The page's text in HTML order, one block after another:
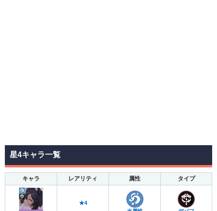
星4キャラ一覧
キャラ レアリティ 属性 タイプ
★4